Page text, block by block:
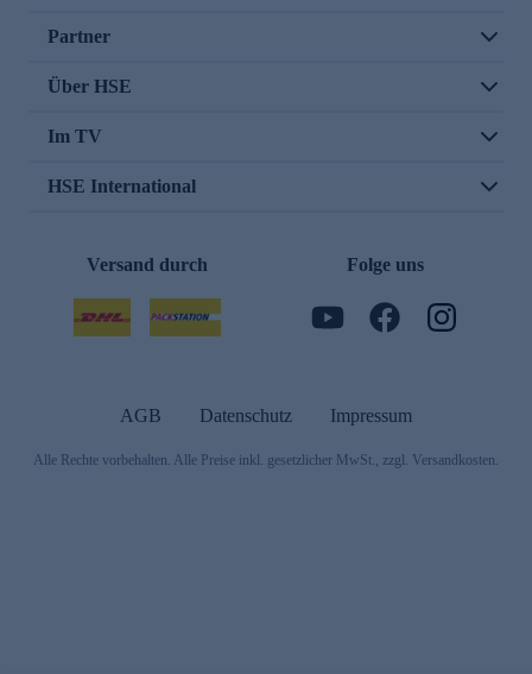
Partner
Über HSE
Im TV
HSE International
Versand durch Folge uns
AGB Datenschutz Impressum
Alle Rechte vorbehalten. Alle Preise inkl. gesetzlicher MwSt., zzgl. Versandkosten.